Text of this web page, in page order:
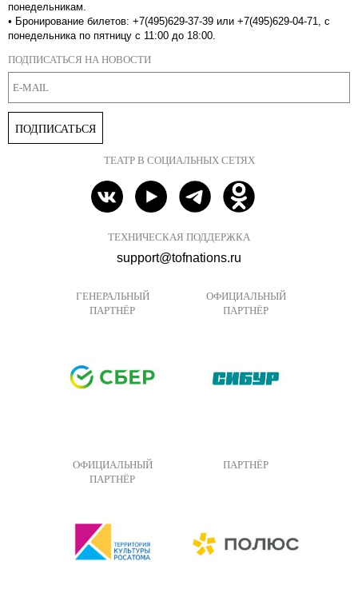
понедельникам.
• Бронирование билетов: +7(495)629-37-39 или +7(495)629-04-71, с
понедельника по пятницу с 11:00 до 18:00.
ПОДПИСАТЬСЯ НА НОВОСТИ
ПОДПИСАТЬСЯ
ТЕАТР В СОЦИАЛЬНЫХ СЕТЯХ
ТЕХНИЧЕСКАЯ ПОДДЕРЖКА
support@tofnations.ru
ГЕНЕРАЛЬНЫЙ
ПАРТНЁР
ОФИЦИАЛЬНЫЙ
ПАРТНЁР
ОФИЦИАЛЬНЫЙ
ПАРТНЁР
ПАРТНЁР